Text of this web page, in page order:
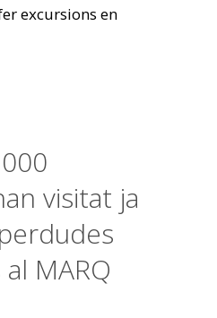
excursions en
visitat ja
MARQ